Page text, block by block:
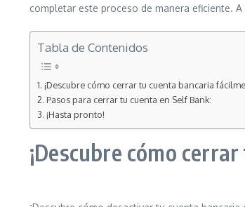
completar este proceso de manera eficiente.
Tabla de Contenidos
¡Descubre cómo cerrar tu cuenta bancaria
Pasos para cerrar tu cuenta en Self Bank:
¡Hasta pronto!
¡Descubre cómo